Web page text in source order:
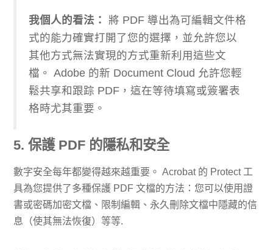
我個人的看法： 將 PDF 導出為可編輯文件格
式的能力確實打開了您的選擇，並允許您以
其他方式無法實現的方式重新利用這些文
檔。 Adobe 的新 Document Cloud 允許您輕
鬆共享和跟踪 PDF，這在等待填寫或簽署表
格時尤其重要。
5. 保護 PDF 的隱私和安全
數字安全每年都變得越來越重要。 Acrobat 的 Protect 工
具為您提供了多種保護 PDF 文檔的方法：您可以使用證
書或密碼加密文檔、限制編輯、永久刪除文檔中隱藏的信
息（使其無法恢復）等等.